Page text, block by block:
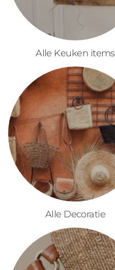
Alle Keuken items
Alle Decoratie